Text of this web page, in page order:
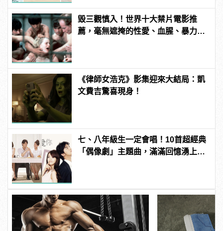
毀三觀慎入！世界十大禁片電影推
薦，毫無遮掩的性愛、血腥、暴力、
《律師女浩克》影集迎來大結局：凱
文費吉驚喜現身！
七、八年級生一定會唱！10首超經典
「偶像劇」主題曲，滿滿回憶湧上心